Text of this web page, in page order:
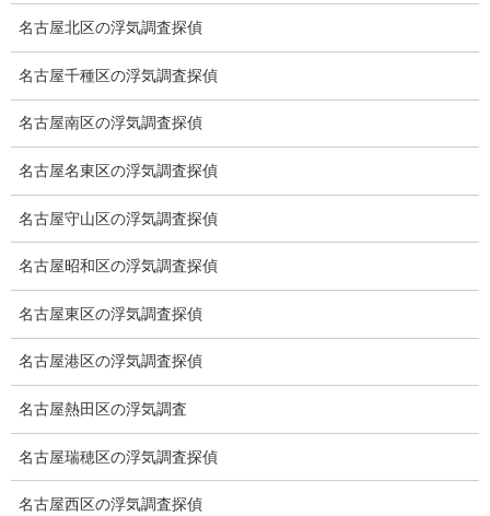
稼働制って何？
探偵
探偵を本業
調査機器
探偵の資格
弁護士紹介
浮気調査
浮気調査プランのご案内
浮気調査の相場
調査費用と調査日数の目安
浮気調査料金の比較例
名古屋北区の浮気調査探偵
名古屋千種区の浮気調査探偵
名古屋南区の浮気調査探偵
名古屋名東区の浮気調査探偵
名古屋守山区の浮気調査探偵
名古屋昭和区の浮気調査探偵
名古屋東区の浮気調査探偵
名古屋港区の浮気調査探偵
名古屋熱田区の浮気調査
名古屋瑞穂区の浮気調査探偵
名古屋西区の浮気調査探偵